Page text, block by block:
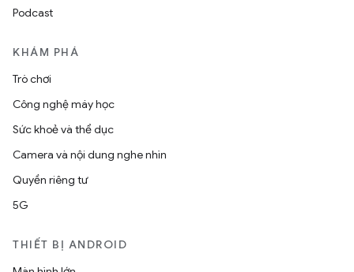
Podcast
KHÁM PHÁ
Trò chơi
Công nghệ máy học
Sức khoẻ và thể dục
Camera và nội dung nghe nhìn
Quyền riêng tư
5G
THIẾT BỊ ANDROID